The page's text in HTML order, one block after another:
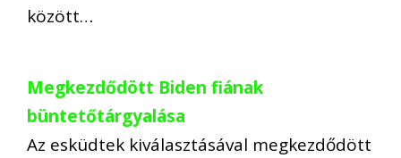
között…
Megkezdődött Biden fiának
büntetőtárgyalása
Az esküdtek kiválasztásával megkezdődött